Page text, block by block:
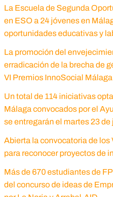
La Escuela de Segunda
en ESO a 24 jóvenes en
oportunidades educativas y
La promoción del
erradicación de la brecha de
VI Premios InnoSocial
Un total de 114 iniciativas
Málaga convocados por el
se entregarán el martes 23
Abierta la convocatoria de
para reconocer proyectos de
Más de 670 estudiantes de
del concurso de ideas de